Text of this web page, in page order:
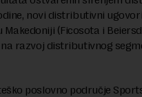
novi distributivni
Makedoniji (Ficosota i
razvoj distributivnog
poslovno područje